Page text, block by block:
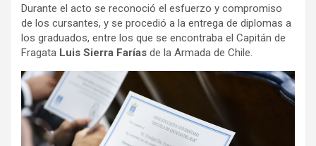
Durante el acto se reconoció el esfuerzo y compromiso
de los cursantes, y se procedió a la entrega de diplomas a
los graduados, entre los que se encontraba el Capitán de
Fragata Luis Sierra Farías de la Armada de Chile.